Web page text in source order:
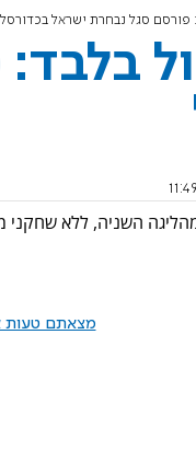
פורסם סגל נבחרת ישראל בכדורסל
השניה, ללא שחקני
מצאתם טעות